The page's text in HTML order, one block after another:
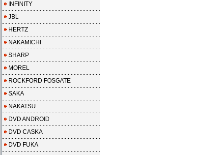
INFINITY
JBL
HERTZ
NAKAMICHI
SHARP
MOREL
ROCKFORD FOSGATE
SAKA
NAKATSU
DVD ANDROID
DVD CASKA
DVD FUKA